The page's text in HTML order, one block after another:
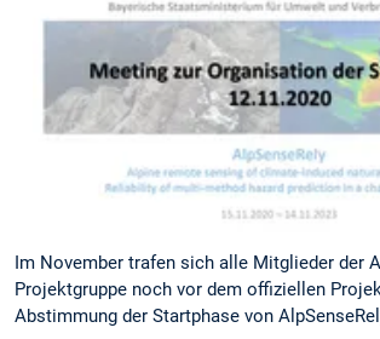
Im November trafen sich alle Mitglieder der
Projektgruppe noch vor dem offiziellen
Abstimmung der Startphase von